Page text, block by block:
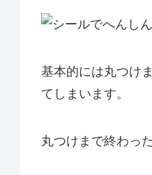
基本的には丸つけ
てしまいます。
丸つけまで終わっ